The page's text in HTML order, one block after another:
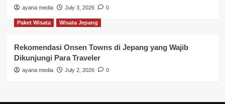
ayana media July 3, 2026 0
Paket Wisata Wisata Jepang
Rekomendasi Onsen Towns di Jepang yang Wajib
Dikunjungi Para Traveler
ayana media July 2, 2026 0